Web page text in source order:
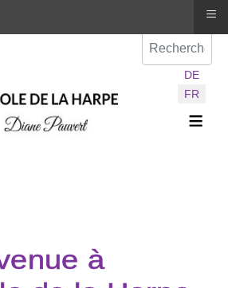
Sélectionnez
DE
FR
≡
≡